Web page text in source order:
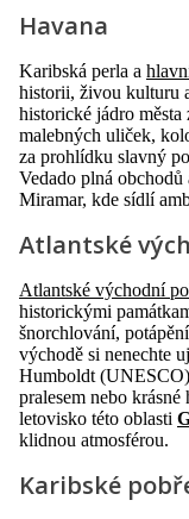
Havana
Karibská perla a
historii, živou kulturu
historické jádro
malebných uliček,
za prohlídku slavný
Vedado plná
Miramar, kde sídlí
Atlantské
Atlantské východní
historickými
šnorchlování,
východě si nenechte
Humboldt
pralesem nebo
letovisko této oblasti
klidnou atmosférou.
Karibské